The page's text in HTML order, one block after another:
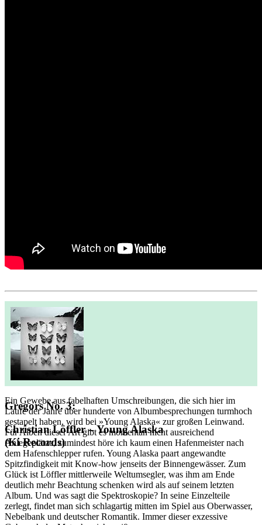
Gregors No. 3:
Christian Löffler – Young Alaska
(Ki Records)
Ein Gewebe aus fabelhaften Umschreibungen, die sich hier im
Laufe der Jahre über hunderte von Albumbesprechungen turmhoch
gestapelt haben, wird bei »Young Alaska« zur großen Leinwand.
Für Alben dieser Art gibt es momentan nicht ausreichend
Anlegeplätze, zumindest höre ich kaum einen Hafenmeister nach
dem Hafenschlepper rufen. Young Alaska paart angewandte
Spitzfindigkeit mit Know-how jenseits der Binnengewässer. Zum
Glück ist Löffler mittlerweile Weltumsegler, was ihm am Ende
deutlich mehr Beachtung schenken wird als auf seinem letzten
Album. Und was sagt die Spektroskopie? In seine Einzelteile
zerlegt, findet man sich schlagartig mitten im Spiel aus Oberwasser,
Nebelbank und deutscher Romantik. Immer dieser exzessive